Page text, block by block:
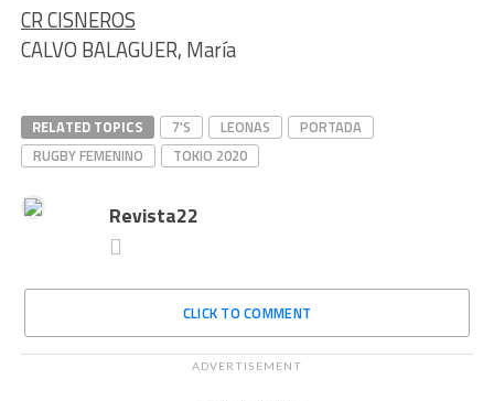
CR CISNEROS
CALVO BALAGUER, María
RELATED TOPICS 7'S LEONAS
PORTADA
RUGBY FEMENINO
TOKIO 2020
Revista22
CLICK TO COMMENT
ADVERTISEMENT